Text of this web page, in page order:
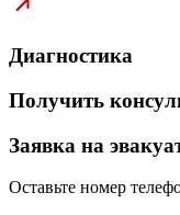
Диагностика
Получить
Заявка на
Оставьте номер